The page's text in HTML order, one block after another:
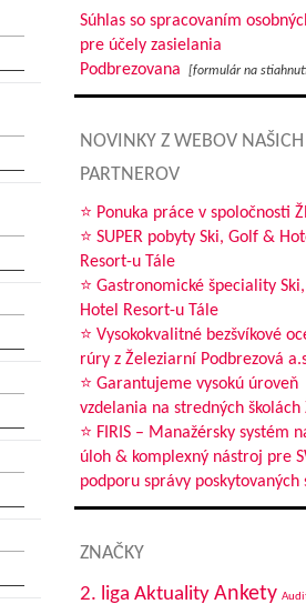
Súhlas so spracovaním
pre účely zasielania
Podbrezovana
[formulár na
NOVINKY Z WEBOV NAŠICH
PARTNEROV
⭐ Ponuka práce v spoločnosti
⭐ SUPER pobyty Ski, Golf &
Resort-u Tále
⭐ Gastronomické špeciality
Hotel Resort-u Tále
⭐ Vysokokvalitné bezšvíkové
rúry z Železiarní Podbrezová
⭐ Garantujeme vysokú úroveň
vzdelania na stredných školách
⭐ FIRIS – Manažérsky systém
úloh & komplexný nástroj pre
podporu správy poskytovaných
ZNAČKY
2. liga Aktuality Ankety